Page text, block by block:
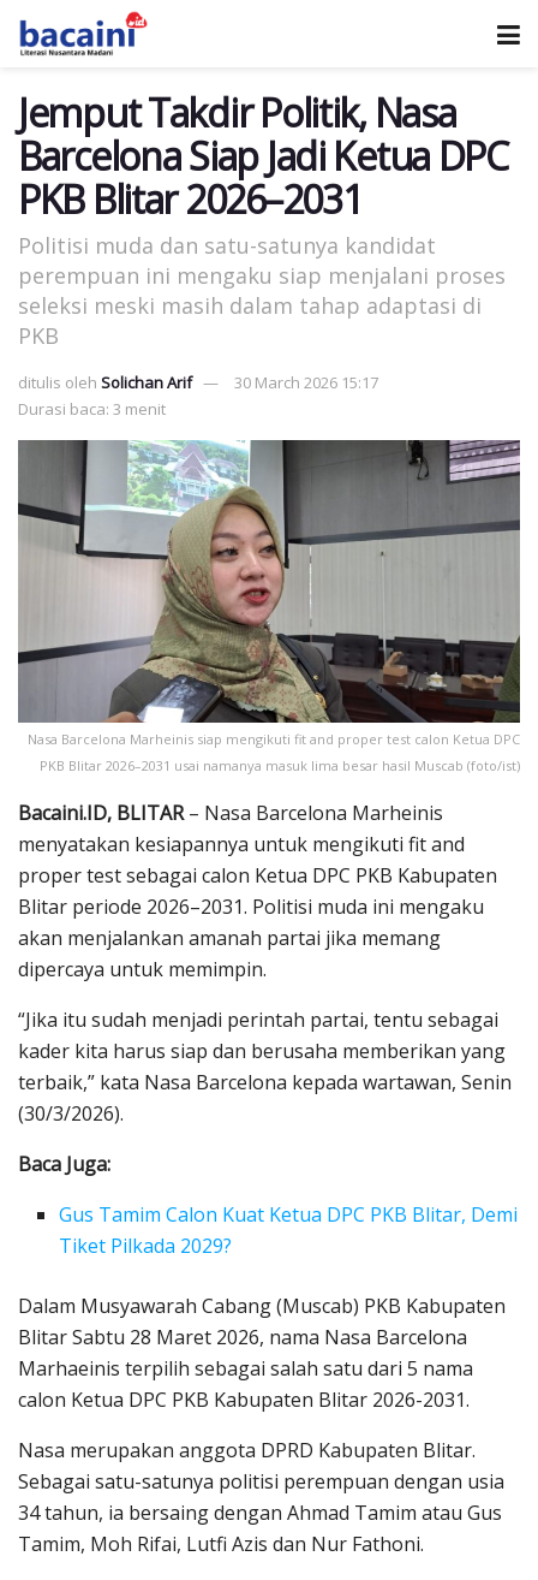
Jemput Takdir Politik, Nasa
Barcelona Siap Jadi Ketua DPC
PKB Blitar 2026–2031
Politisi muda dan satu-satunya kandidat
perempuan ini mengaku siap menjalani proses
seleksi meski masih dalam tahap adaptasi di
PKB
ditulis oleh Solichan Arif
30 March 2026 15:17
Durasi baca: 3 menit
Nasa Barcelona Marheinis siap mengikuti fit and proper test calon Ketua DPC
PKB Blitar 2026–2031 usai namanya masuk lima besar hasil Muscab (foto/ist)
Bacaini.ID, BLITAR– Nasa Barcelona Marheinis
menyatakan kesiapannya untuk mengikuti fit and
proper test sebagai calon Ketua DPC PKB Kabupaten
Blitar periode 2026–2031. Politisi muda ini mengaku
akan menjalankan amanah partai jika memang
dipercaya untuk memimpin.
“Jika itu sudah menjadi perintah partai, tentu sebagai
kader kita harus siap dan berusaha memberikan yang
terbaik,” kata Nasa Barcelona kepada wartawan, Senin
(30/3/2026).
Baca Juga:
Gus Tamim Calon Kuat Ketua DPC PKB Blitar, Demi
Tiket Pilkada 2029?
Dalam Musyawarah Cabang (Muscab) PKB Kabupaten
Blitar Sabtu 28 Maret 2026, nama Nasa Barcelona
Marhaeinis terpilih sebagai salah satu dari 5 nama
calon Ketua DPC PKB Kabupaten Blitar 2026-2031.
Nasa merupakan anggota DPRD Kabupaten Blitar.
Sebagai satu-satunya politisi perempuan dengan usia
34 tahun, ia bersaing dengan Ahmad Tamim atau Gus
Tamim, Moh Rifai, Lutfi Azis dan Nur Fathoni.